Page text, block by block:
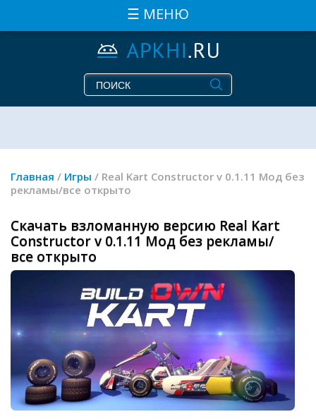
☰ МЕНЮ
Главная / Игры / Real Kart Constructor v 0.1.11 Мод без
рекламы/все открыто
Скачать взломанную версию Real Kart
Constructor v 0.1.11 Мод без рекламы/
все открыто